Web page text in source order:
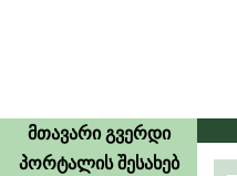
მთავარი გვერდი
პორტალის შესახებ